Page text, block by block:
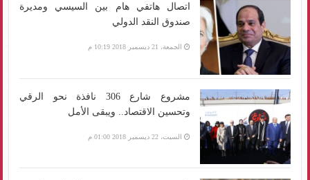
اتصال هاتفي هام بين السيسي ومديرة
صندوق النقد الدولي
الجمعة، 21 ديسمبر 2018 10:19 م
مشروع شارع 306 نافذة نحو الرقي
وتحسين الاقتصاد.. ويبقى الأمل
السبت، 22 ديسمبر 2018 01:00 م